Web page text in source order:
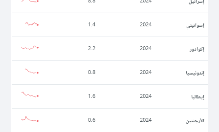
إسواتيني 2024
1.4
إكوادور 2024
2.2
إندونيسيا 2024
0.8
إيطاليا 2024
1.6
الأرجنتين 2024
0.6